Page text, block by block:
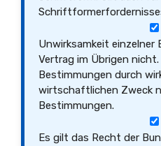
Unwirksamkeit
Vertrag im Übrigen
Bestimmungen durch
wirtschaftlichen Zweck
Bestimmungen.
Es gilt das Recht der